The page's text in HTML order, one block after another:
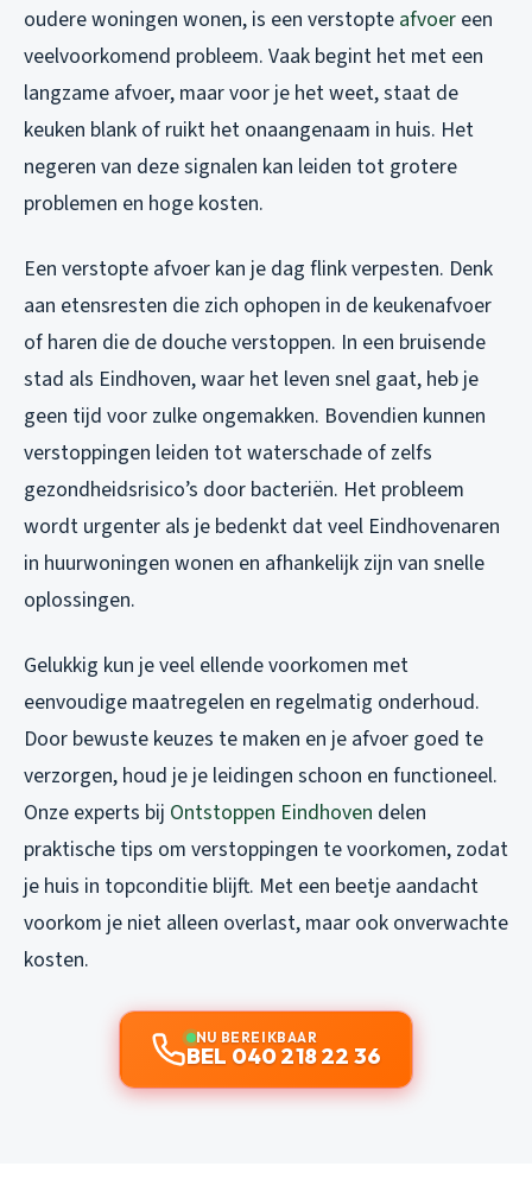
oudere woningen wonen, is een verstopte afvoer een
veelvoorkomend probleem. Vaak begint het met een
langzame afvoer, maar voor je het weet, staat de
keuken blank of ruikt het onaangenaam in huis. Het
negeren van deze signalen kan leiden tot grotere
problemen en hoge kosten.
Een verstopte afvoer kan je dag flink verpesten. Denk
aan etensresten die zich ophopen in de keukenafvoer
of haren die de douche verstoppen. In een bruisende
stad als Eindhoven, waar het leven snel gaat, heb je
geen tijd voor zulke ongemakken. Bovendien kunnen
verstoppingen leiden tot waterschade of zelfs
gezondheidsrisico’s door bacteriën. Het probleem
wordt urgenter als je bedenkt dat veel Eindhovenaren
in huurwoningen wonen en afhankelijk zijn van snelle
oplossingen.
Gelukkig kun je veel ellende voorkomen met
eenvoudige maatregelen en regelmatig onderhoud.
Door bewuste keuzes te maken en je afvoer goed te
verzorgen, houd je je leidingen schoon en functioneel.
Onze experts bij Ontstoppen Eindhoven delen
praktische tips om verstoppingen te voorkomen, zodat
je huis in topconditie blijft. Met een beetje aandacht
voorkom je niet alleen overlast, maar ook onverwachte
kosten.
NU BEREIKBAAR
BEL 040 218 22 36